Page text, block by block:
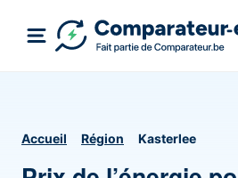
Accueil Région Kasterlee